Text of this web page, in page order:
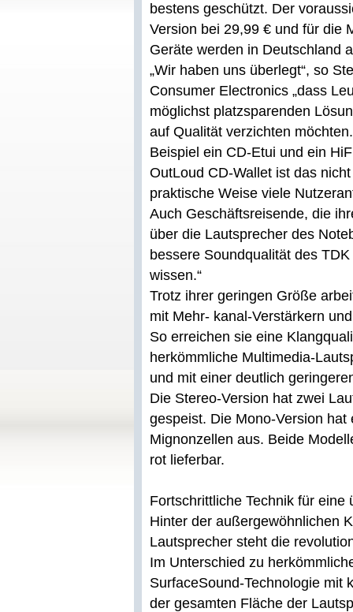
bestens geschützt. Der
Version bei 29,99 € und für die
Geräte werden in Deutschland
„Wir haben uns überlegt“, so
Consumer Electronics „dass
möglichst platzsparenden
auf Qualität verzichten
Beispiel ein CD-Etui und ein
OutLoud CD-Wallet ist das
praktische Weise viele
Auch Geschäftsreisende, die
über die Lautsprecher des
bessere Soundqualität des
wissen.“
Trotz ihrer geringen Größe
mit Mehr- kanal-Verstärkern
So erreichen sie eine
herkömmliche Multimedia-
und mit einer deutlich
Die Stereo-Version hat zwei
gespeist. Die Mono-Version
Mignonzellen aus. Beide
rot lieferbar.
Fortschrittliche Technik für eine
Hinter der außergewöhnlichen
Lautsprecher steht die
Im Unterschied zu
SurfaceSound-Technologie mit
der gesamten Fläche der